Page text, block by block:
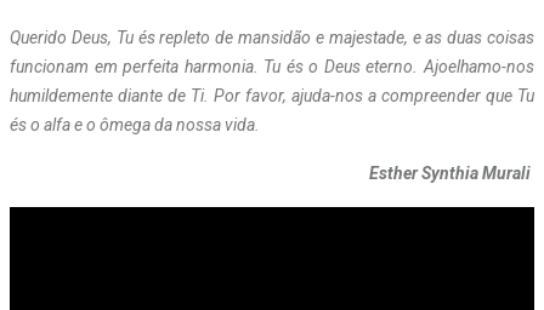
Querido Deus, Tu és repleto de mansidão e majestade, e as duas coisas
funcionam em perfeita harmonia. Tu és o Deus eterno. Ajoelhamo-nos
humildemente diante de Ti. Por favor, ajuda-nos a compreender que Tu
és o alfa e o ômega da nossa vida.
Esther Synthia Murali